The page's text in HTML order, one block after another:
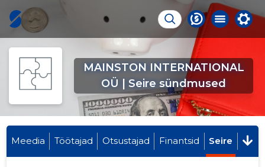
MAINSTON INTERNATIONAL
OÜ | Seire sündmused
Meedia Töötajad Otsustajad Finantsid Seire